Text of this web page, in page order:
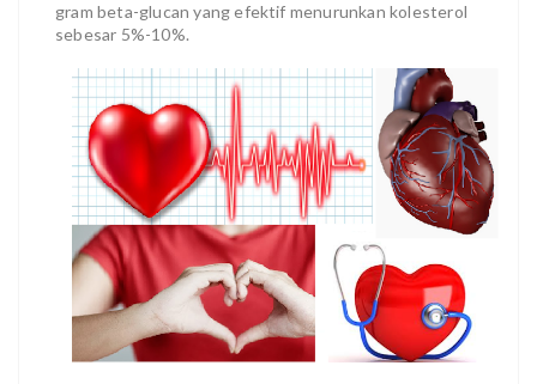
gram beta-glucan yang efektif menurunkan kolesterol
sebesar 5%-10%.